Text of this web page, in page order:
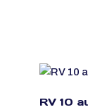
RV 10